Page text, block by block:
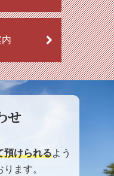
内
せ
預けられるよう
ます。